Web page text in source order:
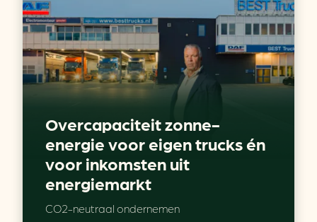
Overcapaciteit zonne-
energie voor eigen trucks én
voor inkomsten uit
energiemarkt
CO2-neutraal ondernemen